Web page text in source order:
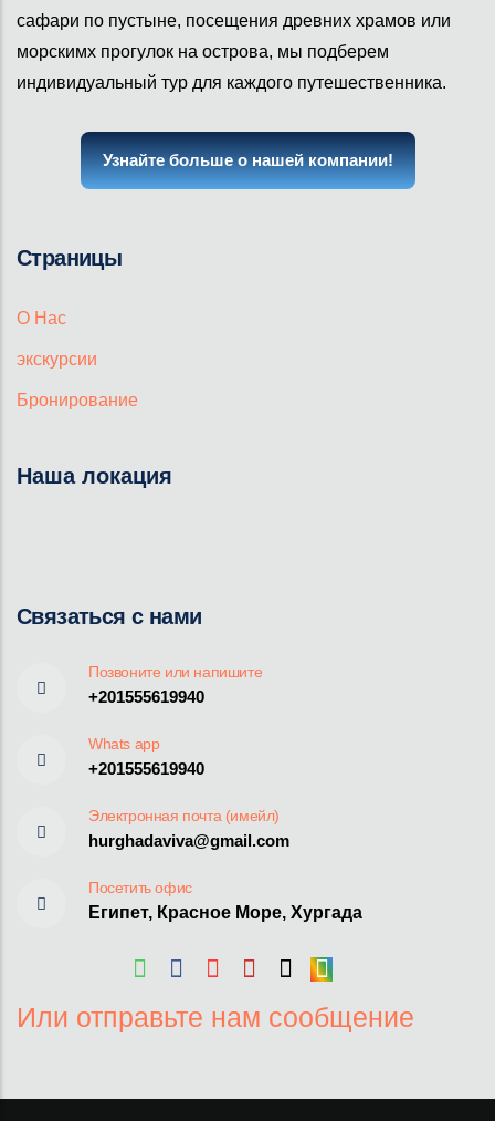
сафари по пустыне, посещения древних храмов или
морскимх прогулок на острова, мы подберем
индивидуальный тур для каждого путешественника.
Узнайте больше о нашей компании!
Страницы
О Нас
экскурсии
Бронирование
Наша локация
Связаться с нами
Позвоните или напишите
+201555619940
Whats app
+201555619940
Электронная почта (имейл)
hurghadaviva@gmail.com
Посетить офис
Египет, Красное Море, Хургада
Или отправьте нам сообщение